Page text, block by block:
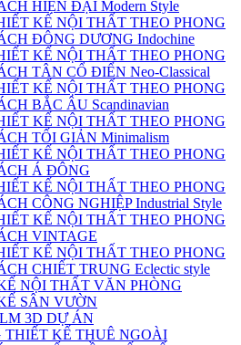
HIỆN ĐẠI Modern Style
KẾ NỘI THẤT THEO PHONG
ĐÔNG DƯƠNG Indochine
KẾ NỘI THẤT THEO PHONG
TÂN CỔ ĐIỂN Neo-Classical
KẾ NỘI THẤT THEO PHONG
BẮC ÂU Scandinavian
KẾ NỘI THẤT THEO PHONG
TỐI GIẢN Minimalism
KẾ NỘI THẤT THEO PHONG
Á ĐÔNG
KẾ NỘI THẤT THEO PHONG
CÔNG NGHIỆP Industrial Style
KẾ NỘI THẤT THEO PHONG
VINTAGE
KẾ NỘI THẤT THEO PHONG
CHIẾT TRUNG Eclectic style
NỘI THẤT VĂN PHÒNG
SÂN VƯỜN
3D DỰ ÁN
THIẾT KẾ THUÊ NGOÀI